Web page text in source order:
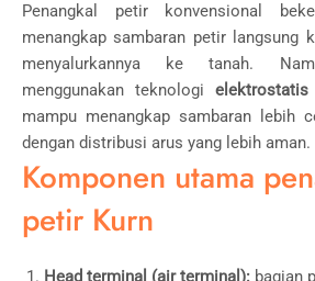
Penangkal petir konvensional
menangkap sambaran petir langsung
menyalurkannya ke tanah.
menggunakan teknologi elektrostatis
mampu menangkap sambaran lebih
dengan distribusi arus yang lebih aman.
Komponen utama
petir Kurn